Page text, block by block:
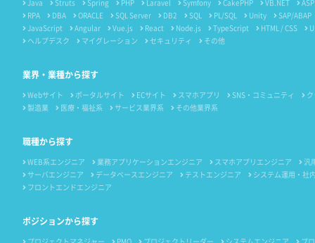
Java Struts Spring PHP Laravel Symfony CakePHP VB.NET
RPA
DBA ORACLE SQL Server DB2 SQL PL/SQL Unity
SAP/ABAP
JavaScript
Angular Vue.js React Node.js TypeScript HTML / CSS
ヘルプデスク
マイグレーション セキュリティ その他
業界・業種から探す
Webサイト ポータルサイト ECサイト スマホアプリ SNS・コミュニティ
製造業
医療・福祉系 サービス業界系 その他業界系
職種から探す
WEB系エンジニア 業務アプリケーションエンジニア スマホアプリエンジニア
汎
サーバエンジニア
データベースエンジニア テストエンジニア
システム運用・社
フロントエンドエンジニア
ポジションから探す